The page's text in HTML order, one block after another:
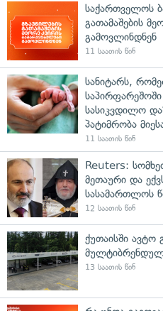
საქართველოს
გათამაშების
გამოვლინდნენ
11 საათის წინ
სანიტარს,
სასიკვდილო
პატიმრობა
11 საათის წინ
Reuters:
მეთაური და
სასამართლოს
12 საათის წინ
ქუთაისში
13 საათის წინ